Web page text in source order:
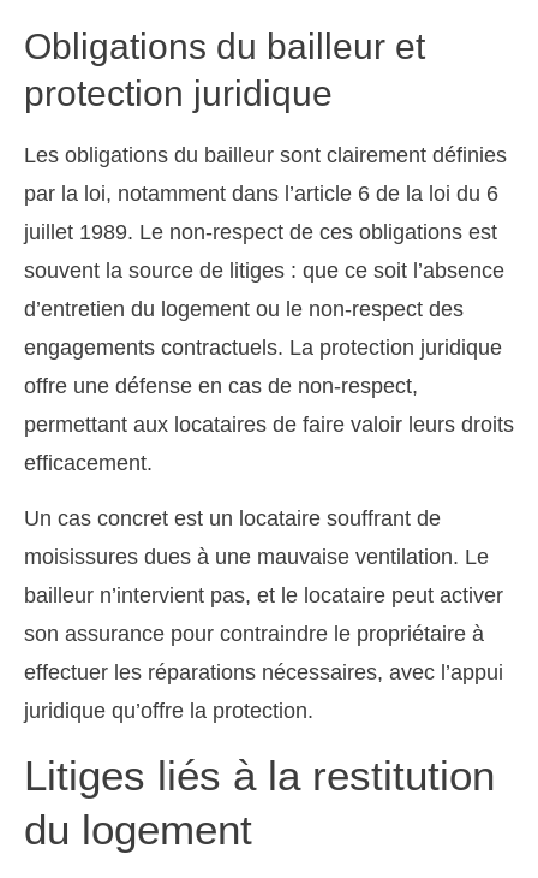
Obligations du bailleur et
protection juridique
Les obligations du bailleur sont clairement définies
par la loi, notamment dans l’article 6 de la loi du 6
juillet 1989. Le non-respect de ces obligations est
souvent la source de litiges : que ce soit l’absence
d’entretien du logement ou le non-respect des
engagements contractuels. La protection juridique
offre une défense en cas de non-respect,
permettant aux locataires de faire valoir leurs droits
efficacement.
Un cas concret est un locataire souffrant de
moisissures dues à une mauvaise ventilation. Le
bailleur n’intervient pas, et le locataire peut activer
son assurance pour contraindre le propriétaire à
effectuer les réparations nécessaires, avec l’appui
juridique qu’offre la protection.
Litiges liés à la restitution
du logement